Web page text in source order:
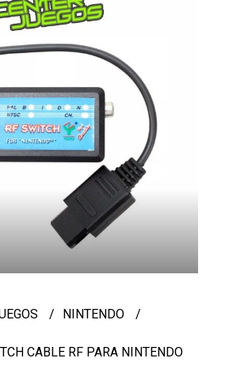
NINTENDO
CABLE RF PARA NINTENDO